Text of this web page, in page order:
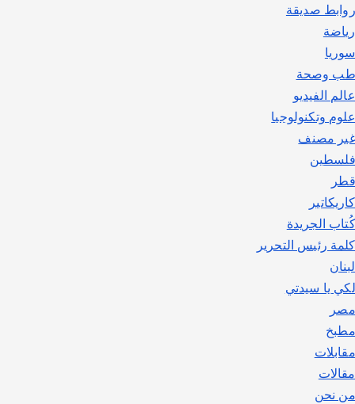
روابط صديقة
رياضة
سوريا
طب وصحة
عالم الفيديو
علوم وتكنولوجيا
غير مصنف
فلسطين
قطر
كاريكاتير
كُتاب الجريدة
كلمة رئيس التحرير
لبنان
لكي يا سيدتي
مصر
مطبخ
مقابلات
مقالات
من نحن